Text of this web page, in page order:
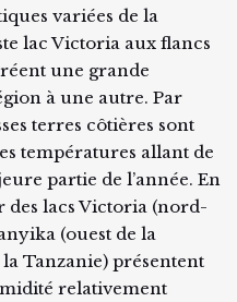
variées de la
lac Victoria aux flancs
une grande
à une autre. Par
terres côtières sont
températures allant de
partie de l’année. En
des lacs Victoria (nord-
(ouest de la
la Tanzanie) présentent
relativement